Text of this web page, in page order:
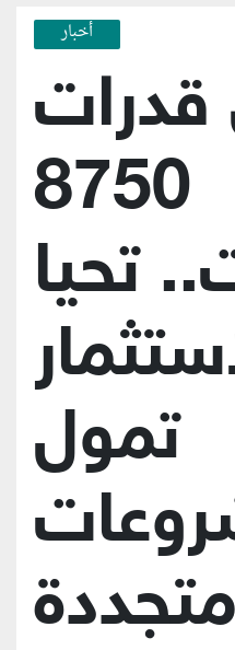
أخبار
قدرات
8750
تحيا
تمول